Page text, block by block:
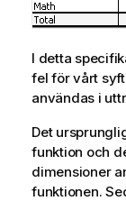
I detta
fel för vårt
användas i
Det
funktion och
dimensioner
funktionen.